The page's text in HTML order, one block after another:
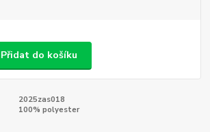
Přidat do košíku
2025zas018
100% polyester